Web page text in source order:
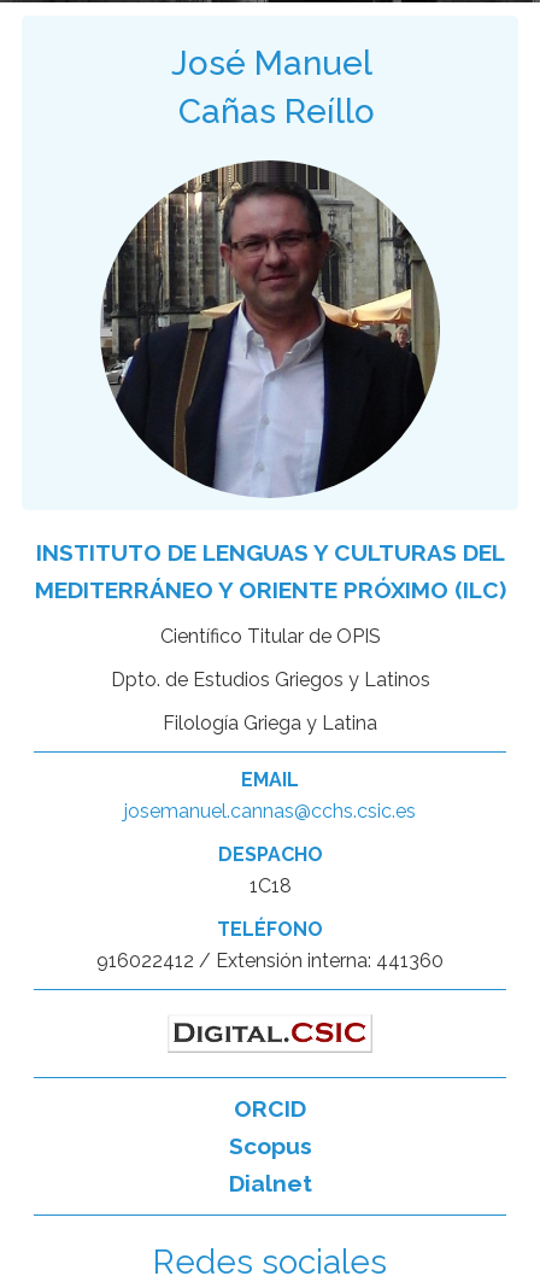
José Manuel
Cañas Reíllo
INSTITUTO DE LENGUAS Y CULTURAS DEL
MEDITERRÁNEO Y ORIENTE PRÓXIMO (ILC)
Científico Titular de OPIS
Dpto. de Estudios Griegos y Latinos
Filología Griega y Latina
EMAIL
josemanuel.cannas@cchs.csic.es
DESPACHO
1C18
TELÉFONO
916022412 / Extensión interna: 441360
ORCID
Scopus
Dialnet
Redes sociales